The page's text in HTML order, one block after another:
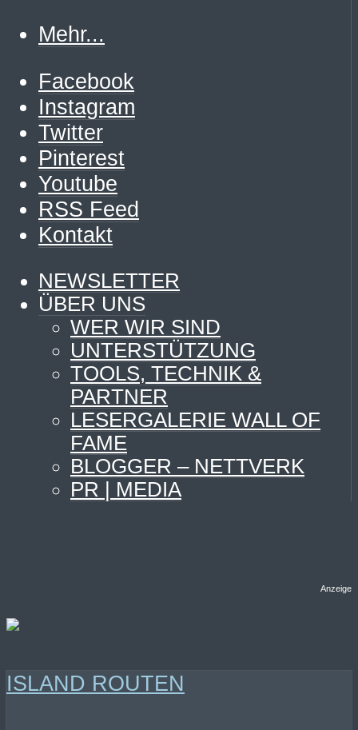
Mehr...
Facebook
Instagram
Twitter
Pinterest
Youtube
RSS Feed
Kontakt
NEWSLETTER
ÜBER UNS
WER WIR SIND
UNTERSTÜTZUNG
TOOLS, TECHNIK &
PARTNER
LESERGALERIE WALL OF
FAME
BLOGGER – NETTVERK
PR | MEDIA
Anzeige
ISLAND ROUTEN